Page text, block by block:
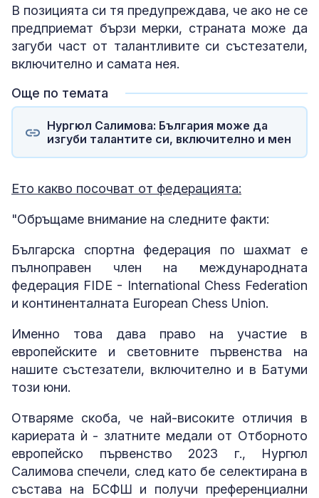
В позицията си тя предупреждава, че ако не се
предприемат бързи мерки, страната може да
загуби част от талантливите си състезатели,
включително и самата нея.
Още по темата
Нургюл Салимова: България може да
изгуби талантите си, включително и мен
Ето какво посочват от федерацията:
"Обръщаме внимание на следните факти:
Българска спортна федерация по шахмат е
пълноправен член на международната
федерация FIDE - International Chess Federation
и континенталната European Chess Union.
Именно това дава право на участие в
европейските и световните първенства на
нашите състезатели, включително и в Батуми
този юни.
Отваряме скоба, че най-високите отличия в
кариерата ѝ - златните медали от Отборното
европейско първенство 2023 г., Нургюл
Салимова спечели, след като бе селектирана в
състава на БСФШ и получи преференциални